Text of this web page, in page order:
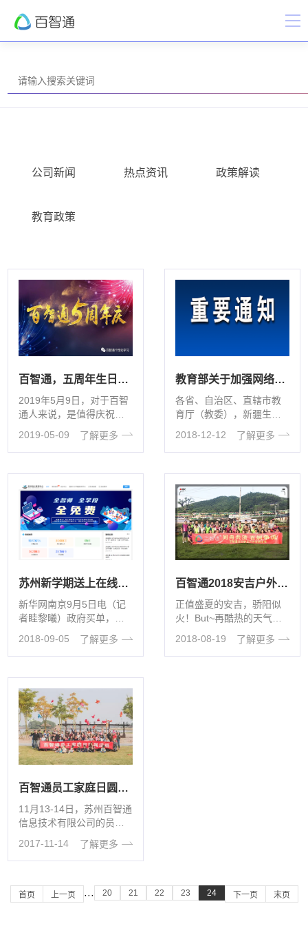
公司新闻 热点资讯 政策解读
教育政策
百智通，五周年生日快乐！
2019年5月9日，对于百智
通人来说，是值得庆祝的
来了五周年纪念日。走过
的五周···
2019-05-09 了解更多
教育部关于加强网络学习空间建设与 应用的指导意见
各省、自治区、直辖市教
育厅（教委），新疆生产
高等学校、部省合建各高
等学校： ···
2018-12-12 了解更多
苏州新学期送上在线教育大礼包 名师全过程全免费
新华网南京9月5日电（记
者眭黎曦）政府买单，名
师在线免费辅导——在新
学期到来之际，苏州线上
教育中心全···
2018-09-05 了解更多
百智通2018安吉户外拓展活动侧记
正值盛夏的安吉，骄阳似
火！But~再酷热的天气也
拥抱自然的热情！爱工
作，更爱健···
2018-08-19 了解更多
百智通员工家庭日圆满落幕
11月13-14日，苏州百智通
信息技术有限公司的员工
家湿地公园举行，共65名
员···
2017-11-14 了解更多
首页 上一页 ··· 20 21 22 23 24 下一页 末页